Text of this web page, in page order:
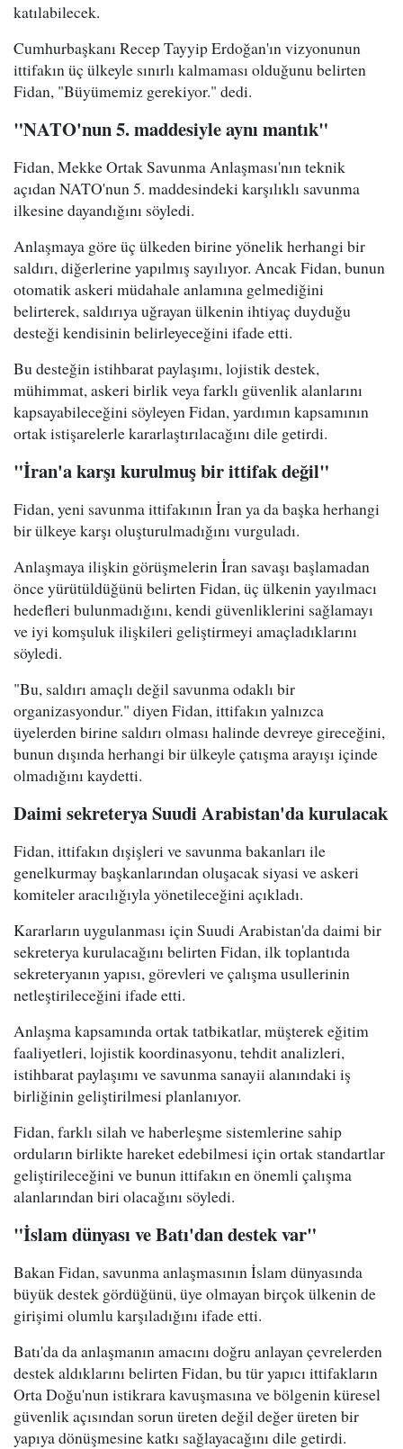
katılabilecek.
Cumhurbaşkanı Recep Tayyip Erdoğan'ın vizyonunun
ittifakın üç ülkeyle sınırlı kalmaması olduğunu belirten
Fidan, "Büyümemiz gerekiyor." dedi.
"NATO'nun 5. maddesiyle aynı mantık"
Fidan, Mekke Ortak Savunma Anlaşması'nın teknik
açıdan NATO'nun 5. maddesindeki karşılıklı savunma
ilkesine dayandığını söyledi.
Anlaşmaya göre üç ülkeden birine yönelik herhangi bir
saldırı, diğerlerine yapılmış sayılıyor. Ancak Fidan, bunun
otomatik askeri müdahale anlamına gelmediğini
belirterek, saldırıya uğrayan ülkenin ihtiyaç duyduğu
desteği kendisinin belirleyeceğini ifade etti.
Bu desteğin istihbarat paylaşımı, lojistik destek,
mühimmat, askeri birlik veya farklı güvenlik alanlarını
kapsayabileceğini söyleyen Fidan, yardımın kapsamının
ortak istişarelerle kararlaştırılacağını dile getirdi.
"İran'a karşı kurulmuş bir ittifak değil"
Fidan, yeni savunma ittifakının İran ya da başka herhangi
bir ülkeye karşı oluşturulmadığını vurguladı.
Anlaşmaya ilişkin görüşmelerin İran savaşı başlamadan
önce yürütüldüğünü belirten Fidan, üç ülkenin yayılmacı
hedefleri bulunmadığını, kendi güvenliklerini sağlamayı
ve iyi komşuluk ilişkileri geliştirmeyi amaçladıklarını
söyledi.
"Bu, saldırı amaçlı değil savunma odaklı bir
organizasyondur." diyen Fidan, ittifakın yalnızca
üyelerden birine saldırı olması halinde devreye gireceğini,
bunun dışında herhangi bir ülkeyle çatışma arayışı içinde
olmadığını kaydetti.
Daimi sekreterya Suudi Arabistan'da kurulacak
Fidan, ittifakın dışişleri ve savunma bakanları ile
genelkurmay başkanlarından oluşacak siyasi ve askeri
komiteler aracılığıyla yönetileceğini açıkladı.
Kararların uygulanması için Suudi Arabistan'da daimi bir
sekreterya kurulacağını belirten Fidan, ilk toplantıda
sekreteryanın yapısı, görevleri ve çalışma usullerinin
netleştirileceğini ifade etti.
Anlaşma kapsamında ortak tatbikatlar, müşterek eğitim
faaliyetleri, lojistik koordinasyonu, tehdit analizleri,
istihbarat paylaşımı ve savunma sanayii alanındaki iş
birliğinin geliştirilmesi planlanıyor.
Fidan, farklı silah ve haberleşme sistemlerine sahip
orduların birlikte hareket edebilmesi için ortak standartlar
geliştirileceğini ve bunun ittifakın en önemli çalışma
alanlarından biri olacağını söyledi.
"İslam dünyası ve Batı'dan destek var"
Bakan Fidan, savunma anlaşmasının İslam dünyasında
büyük destek gördüğünü, üye olmayan birçok ülkenin de
girişimi olumlu karşıladığını ifade etti.
Batı'da da anlaşmanın amacını doğru anlayan çevrelerden
destek aldıklarını belirten Fidan, bu tür yapıcı ittifakların
Orta Doğu'nun istikrara kavuşmasına ve bölgenin küresel
güvenlik açısından sorun üreten değil değer üreten bir
yapıya dönüşmesine katkı sağlayacağını dile getirdi.